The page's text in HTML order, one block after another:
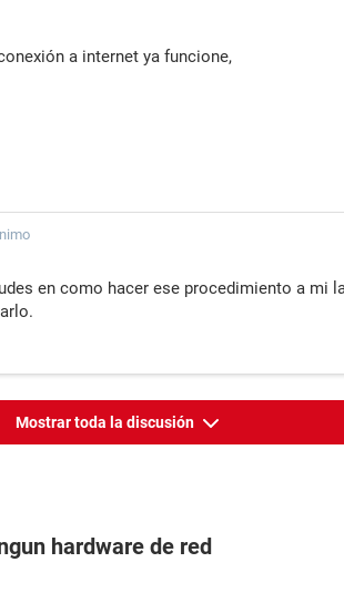
a internet ya funcione,
en como hacer ese procedimiento a mi
Mostrar toda la discusión
hardware de red